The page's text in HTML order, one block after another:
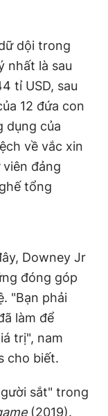
dội trong
nhất là sau
tỉ USD, sau
12 đứa con
dụng của
về vắc xin
đảng
tổng
Downey Jr
đóng góp
"Bạn phải
làm để
trị", nam
cho biết.
sắt" trong
(2019).